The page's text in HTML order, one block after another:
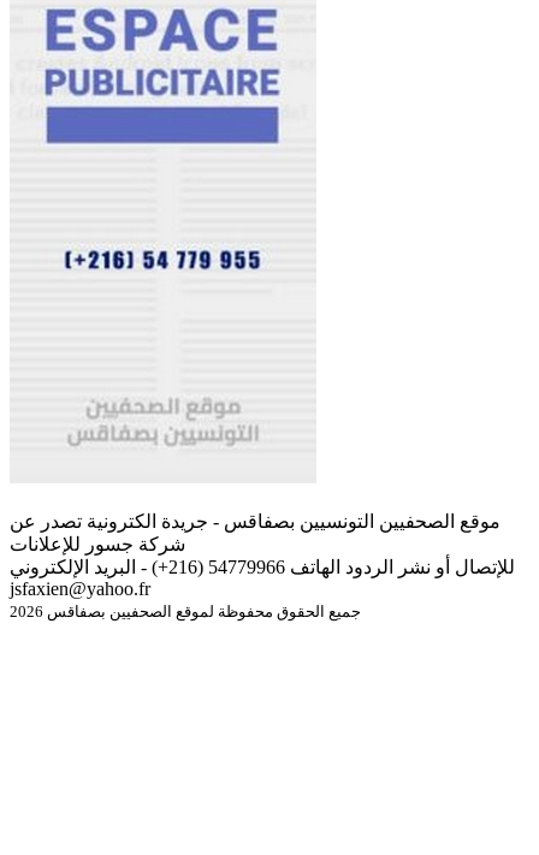
موقع الصحفيين التونسيين بصفاقس - جريدة الكترونية تصدر عن
شركة جسور للإعلانات
للإتصال أو نشر الردود الهاتف 54779966 (216+) - البريد الإلكتروني
jsfaxien@yahoo.fr
جميع الحقوق محفوظة لموقع الصحفيين بصفاقس 2026